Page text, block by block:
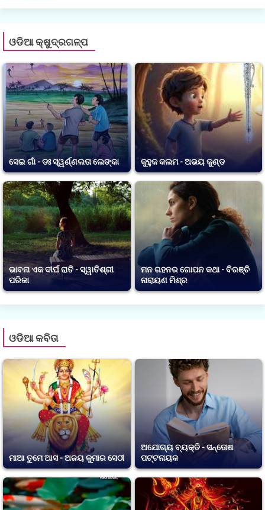
ଓଡିଆ କ୍ଷୁଦ୍ରଗଳ୍ପ
ସେଇ ଗାଁ - ଡଃ ସ୍ୱର୍ଣ୍ଣଲତା ଲେଙ୍କା କୁହୁକ କଲମ - ଅଭୟ କୁଣ୍ଡ
ଭାବନା ଏକ ଦୀର୍ଘ ରାତି - ସ୍ୱାତିଶ୍ରୀ
ପରିଜା
ମନ ଗହନର ଗୋପନ କଥା - ବିରଞ୍ଚି
ନାରାୟଣ ମିଶ୍ର
ଓଡିଆ କବିତା
ମାଆ ତୁମେ ଆସ - ଅଜୟ କୁମାର ସେଠୀ
ଅଯୋଗ୍ୟ ବ୍ୟକ୍ତି - ସନ୍ତୋଷ
ପଟ୍ଟନାୟକ